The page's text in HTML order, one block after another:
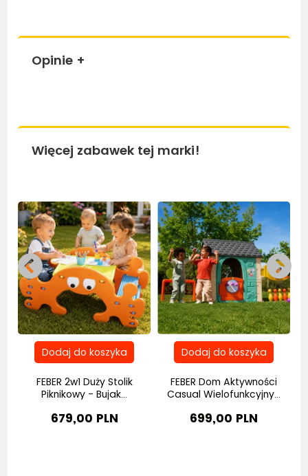
Opinie +
Więcej zabawek tej marki!
FEBER 2w1 Duży Stolik
Piknikowy - Bujak...
679,00 PLN
FEBER Dom Aktywności
Casual Wielofunkcyjny...
699,00 PLN